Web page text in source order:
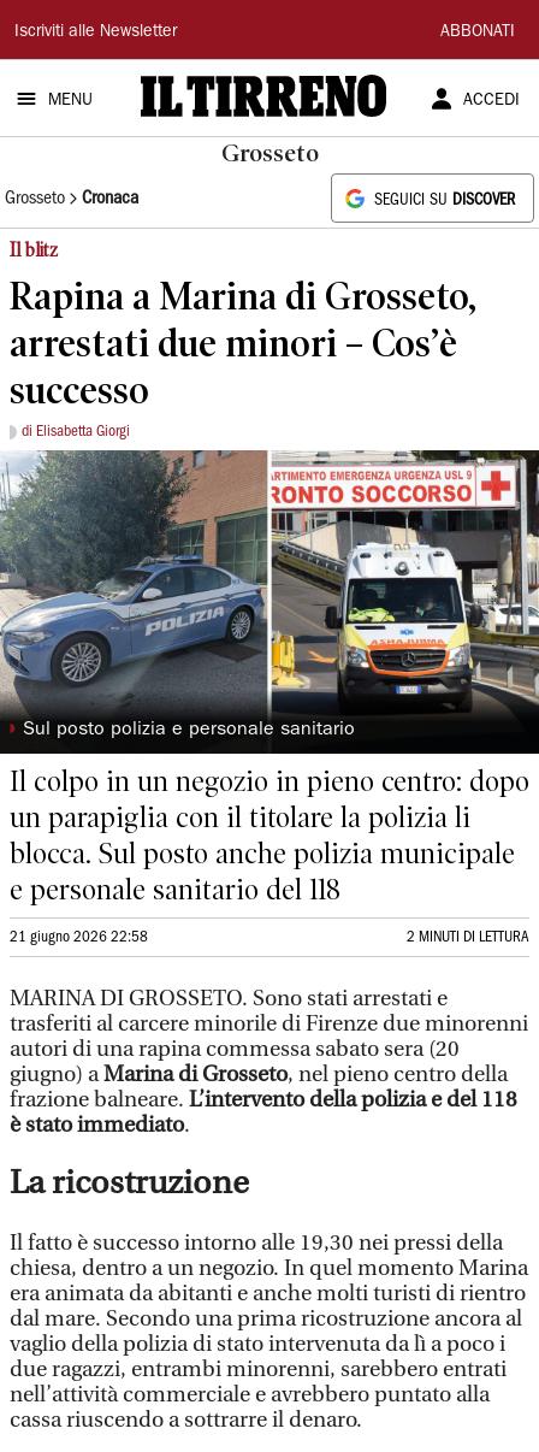
Il
Tirreno
Iscriviti alle Newsletter ABBONATI
MENU ACCEDI
Grosseto
Grosseto Cronaca SEGUICI SU DISCOVER
Il blitz
Rapina a Marina di Grosseto,
arrestati due minori – Cos’è
successo
di Elisabetta Giorgi
◗ Sul posto polizia e personale sanitario
Il colpo in un negozio in pieno centro: dopo
un parapiglia con il titolare la polizia li
blocca. Sul posto anche polizia municipale
e personale sanitario del 118
21 giugno 2026 22:58 2 MINUTI DI LETTURA
MARINA DI GROSSETO. Sono stati arrestati e
trasferiti al carcere minorile di Firenze due minorenni
autori di una rapina commessa sabato sera (20
giugno) aMarina di Grosseto, nel pieno centro della
frazione balneare. L’intervento della polizia e del 118
è stato immediato.
La ricostruzione
Il fatto è successo intorno alle 19,30 nei pressi della
chiesa, dentro a un negozio. In quel momento Marina
era animata da abitanti e anche molti turisti di rientro
dal mare. Secondo una prima ricostruzione ancora al
vaglio della polizia di stato intervenuta da lì a poco i
due ragazzi, entrambi minorenni, sarebbero entrati
nell’attività commerciale e avrebbero puntato alla
cassa riuscendo a sottrarre il denaro.